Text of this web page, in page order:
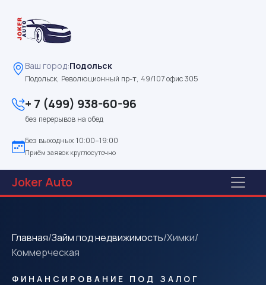
Ваш город:Подольск
Подольск, Революционный пр-т, 49/107 офис 305
+ 7 (499) 938-60-96
без перерывов на обед
Без выходных 10:00–19:00
Приём заявок круглосуточно
JokerAuto
Главная/Займ под недвижимость/Химки/
Коммерческая
ФИНАНСИРОВАНИЕ ПОД ЗАЛОГ